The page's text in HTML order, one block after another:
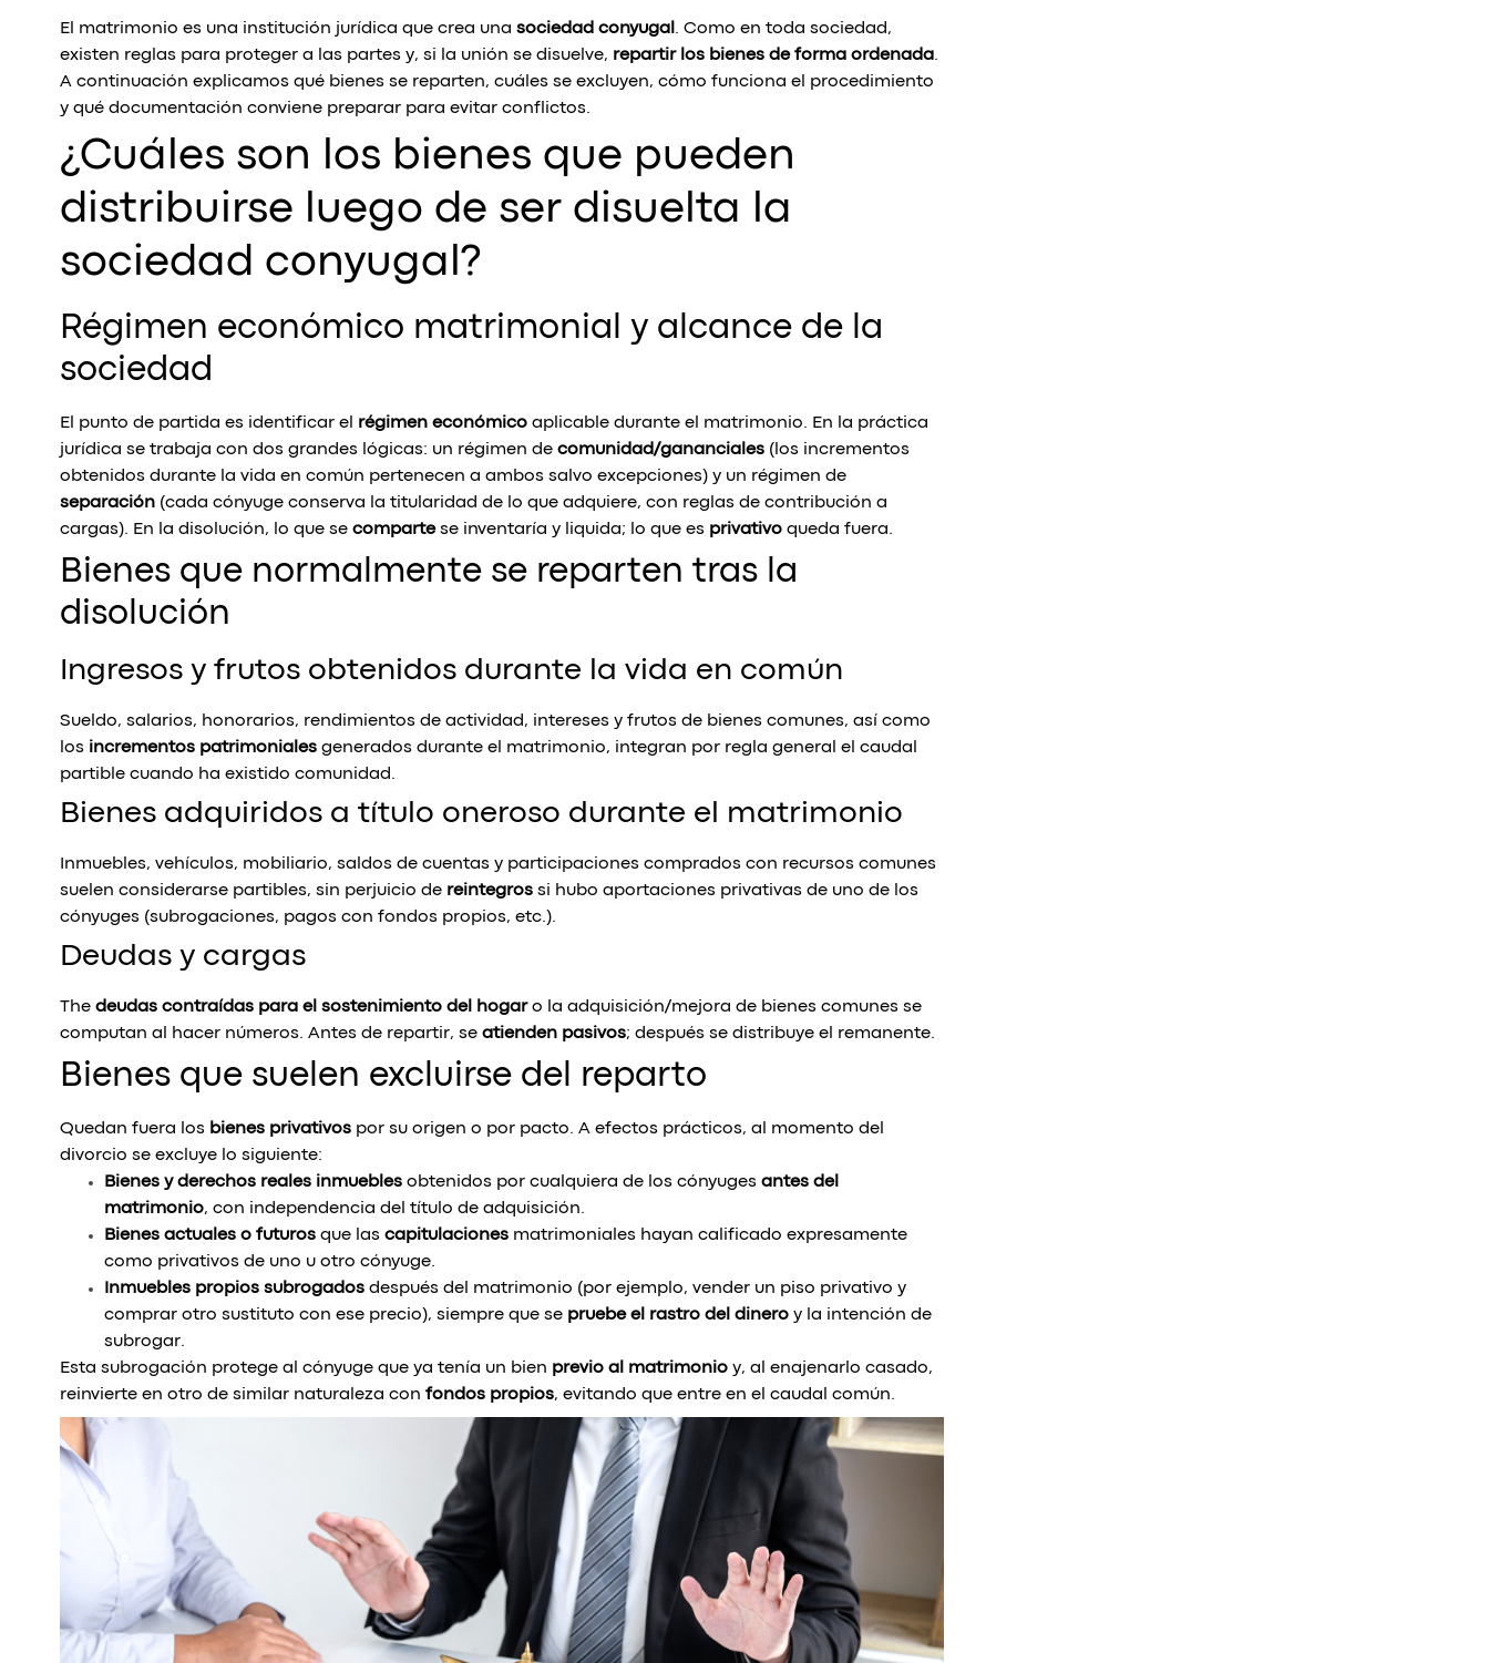
El matrimonio es una institución jurídica que crea una sociedad conyugal . Como en toda sociedad,
existen reglas para proteger a las partes y, si la unión se disuelve, repartir los bienes de forma ordenada.
A continuación explicamos qué bienes se reparten, cuáles se excluyen, cómo funciona el procedimiento
y qué documentación conviene preparar para evitar conflictos.
¿Cuáles son los bienes que pueden
distribuirse luego de ser disuelta la
sociedad conyugal?
Régimen económico matrimonial y alcance de la
sociedad
El punto de partida es identificar el régimen económicoaplicable durante el matrimonio. En la práctica
jurídica se trabaja con dos grandes lógicas: un régimen de comunidad/gananciales(los incrementos
obtenidos durante la vida en común pertenecen a ambos salvo excepciones) y un régimen de
separación(cada cónyuge conserva la titularidad de lo que adquiere, con reglas de contribución a
cargas). En la disolución, lo que se compartese inventaría y liquida; lo que es privativoqueda fuera.
Bienes que normalmente se reparten tras la
disolución
Ingresos y frutos obtenidos durante la vida en común
Sueldo, salarios, honorarios, rendimientos de actividad, intereses y frutos de bienes comunes, así como
los incrementos patrimonialesgenerados durante el matrimonio, integran por regla general el caudal
partible cuando ha existido comunidad.
Bienes adquiridos a título oneroso durante el matrimonio
Inmuebles, vehículos, mobiliario, saldos de cuentas y participaciones comprados con recursos comunes
suelen considerarse partibles, sin perjuicio de reintegrossi hubo aportaciones privativas de uno de los
cónyuges (subrogaciones, pagos con fondos propios, etc.).
Deudas y cargas
The deudas contraídas para el sostenimiento del hogaro la adquisición/mejora de bienes comunes se
computan al hacer números. Antes de repartir, se atienden pasivos; después se distribuye el remanente.
Bienes que suelen excluirse del reparto
Quedan fuera los bienes privativospor su origen o por pacto. A efectos prácticos, al momento del
divorcio se excluye lo siguiente:
Bienes y derechos reales inmueblesobtenidos por cualquiera de los cónyuges antes del
matrimonio, con independencia del título de adquisición.
Bienes actuales o futurosque las capitulacionesmatrimoniales hayan calificado expresamente
como privativos de uno u otro cónyuge.
Inmuebles propios subrogadosdespués del matrimonio (por ejemplo, vender un piso privativo y
comprar otro sustituto con ese precio), siempre que se pruebe el rastro del dineroy la intención de
subrogar.
Esta subrogación protege al cónyuge que ya tenía un bien previo al matrimonioy, al enajenarlo casado,
reinvierte en otro de similar naturaleza con fondos propios, evitando que entre en el caudal común.